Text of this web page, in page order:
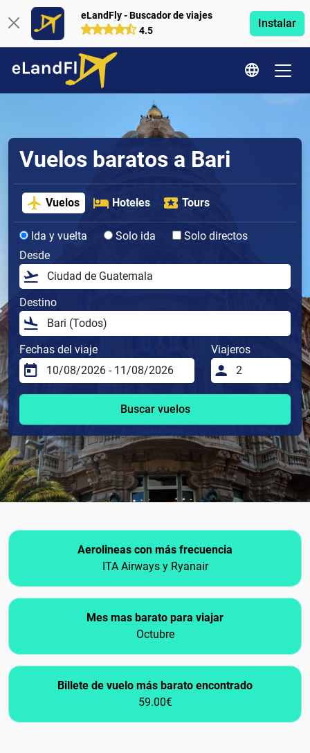
eLandFly - Buscador de viajes
4.5
Instalar
Vuelos baratos a Bari
Vuelos Hoteles Tours
Ida y vuelta Solo ida
Solo directos
Desde
Destino
Fechas del viaje Viajeros
Buscar vuelos
Aerolineas con más frecuencia
ITA Airways y Ryanair
Mes mas barato para viajar
Octubre
Billete de vuelo más barato encontrado
59.00€